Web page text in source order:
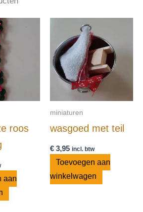
roos
aan
miniaturen
wasgoed met teil
€3,95 incl. btw
Toevoegen aan
winkelwagen